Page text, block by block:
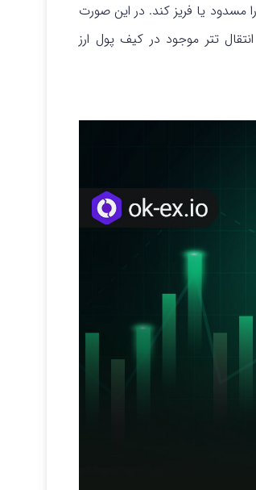
مسدود یا فریز کند. در این صورت
تتر موجود در کیف پول ارز